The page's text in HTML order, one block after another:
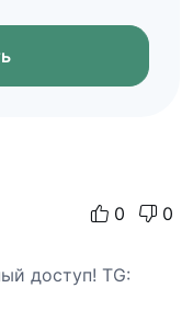
0 0
доступ! TG: